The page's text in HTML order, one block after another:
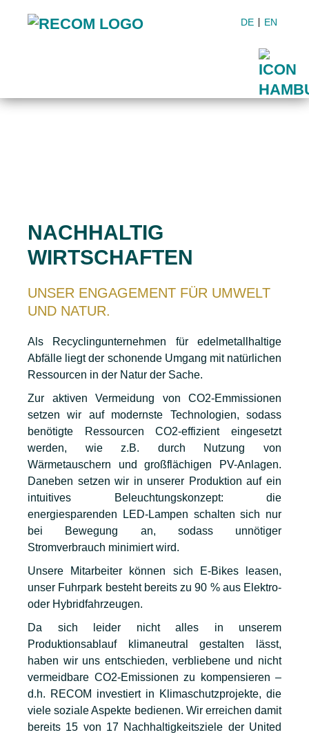
DE EN
NACHHALTIG
WIRTSCHAFTEN
UNSER ENGAGEMENT FÜR UMWELT
UND NATUR.
Als Recyclingunternehmen für edelmetallhaltige
Abfälle liegt der schonende Umgang mit natürlichen
Ressourcen in der Natur der Sache.
Zur aktiven Vermeidung von CO2-Emmissionen
setzen wir auf modernste Technologien, sodass
benötigte Ressourcen CO2-effizient eingesetzt
werden, wie z.B. durch Nutzung von
Wärmetauschern und großflächigen PV-Anlagen.
Daneben setzen wir in unserer Produktion auf ein
intuitives Beleuchtungskonzept: die
energiesparenden LED-Lampen schalten sich nur
bei Bewegung an, sodass unnötiger
Stromverbrauch minimiert wird.
Unsere Mitarbeiter können sich E-Bikes leasen,
unser Fuhrpark besteht bereits zu 90 % aus Elektro-
oder Hybridfahrzeugen.
Da sich leider nicht alles in unserem
Produktionsablauf klimaneutral gestalten lässt,
haben wir uns entschieden, verbliebene und nicht
vermeidbare CO2-Emissionen zu kompensieren –
d.h. RECOM investiert in Klimaschutzprojekte, die
viele soziale Aspekte bedienen. Wir erreichen damit
bereits 15 von 17 Nachhaltigkeitsziele der United